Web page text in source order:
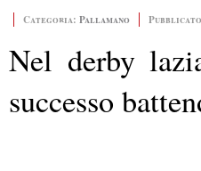
Categoria: Pallamano Pubblicato
Nel derby
successo